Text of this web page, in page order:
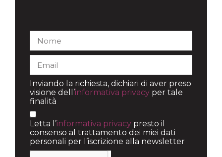
Inviando la richiesta, dichiari di aver preso
visione dell’informativa privacy per tale
finalità
Letta l’informativa privacy presto il
consenso al trattamento dei miei dati
personali per l’iscrizione alla newsletter